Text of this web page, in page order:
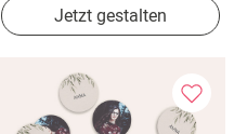
Jetzt gestalten